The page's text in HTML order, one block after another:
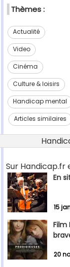
Thèmes :
Actualité
Video
Cinéma
Culture & loisirs
Handicap mental
Articles similaires
Sur Handicap.fr
En
15
Film
20